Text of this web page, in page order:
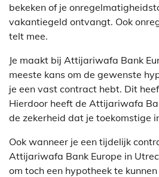
bekeken of je
vakantiegeld ontvangt. Ook
telt mee.
Je maakt bij Attijariwafa Bank
meeste kans om de gewenste
je een vast contract hebt. Dit
Hierdoor heeft de Attijariwafa
de zekerheid dat je toekomstige
Ook wanneer je een tijdelijk
Attijariwafa Bank Europe in
om toch een hypotheek te